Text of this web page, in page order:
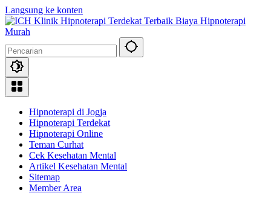
Langsung ke konten
Hipnoterapi di Jogja
Hipnoterapi Terdekat
Hipnoterapi Online
Teman Curhat
Cek Kesehatan Mental
Artikel Kesehatan Mental
Sitemap
Member Area